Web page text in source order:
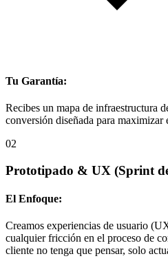
Tu Garantía:
Recibes un mapa de infraestructura
conversión diseñada para
02
Prototipado & UX (Sprint
El Enfoque:
Creamos experiencias de usuario
cualquier fricción en el proceso de
cliente no tenga que pensar, solo